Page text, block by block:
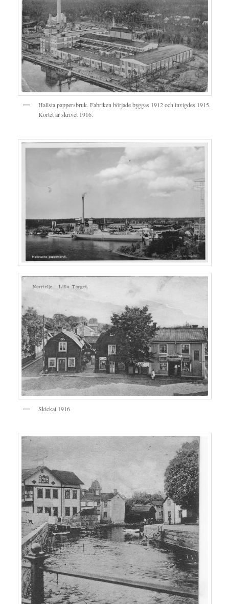
Hallsta pappersbruk. Fabriken började byggas 1912 och invigdes 1915.
Kortet är skrivet 1916.
Skickat 1916